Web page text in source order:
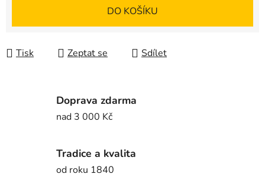
DO KOŠÍKU
Tisk Zeptat se Sdílet
Doprava zdarma
nad 3 000 Kč
Tradice a kvalita
od roku 1840